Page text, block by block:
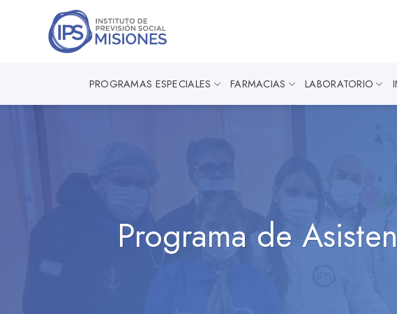
PROGRAMAS ESPECIALES FARMACIAS LABORATORIO
Programa de